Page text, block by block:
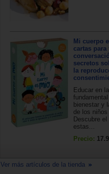
Mi cuerpo
cartas
secretos
la
Educar en
bienestar y
de los
Descubre
estas...
Precio:
Ver más artículos de la tienda